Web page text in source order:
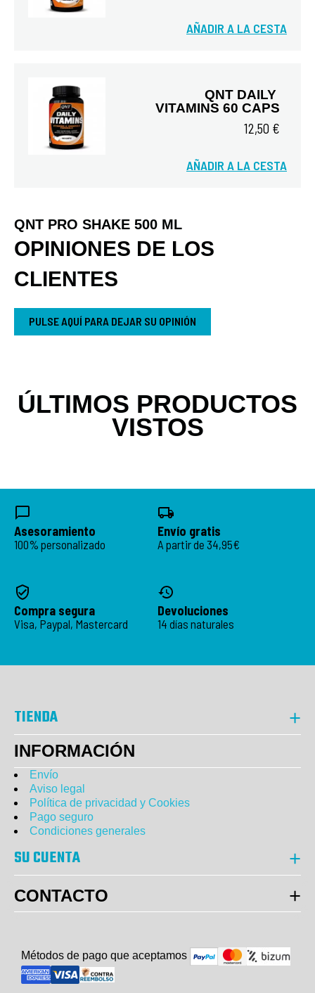
AÑADIR A LA CESTA
QNT DAILY
VITAMINS 60 CAPS
12,50 €
AÑADIR A LA CESTA
QNT PRO SHAKE 500 ML
OPINIONES DE LOS
CLIENTES
PULSE AQUÍ PARA DEJAR SU OPINIÓN
ÚLTIMOS PRODUCTOS
VISTOS
Asesoramiento
100% personalizado
Envío gratis
A partir de 34,95€
Compra segura
Visa, Paypal, Mastercard
Devoluciones
14 días naturales
TIENDA
INFORMACIÓN
Envío
Aviso legal
Política de privacidad y Cookies
Pago seguro
Condiciones generales
SU CUENTA
CONTACTO
Métodos de pago que aceptamos